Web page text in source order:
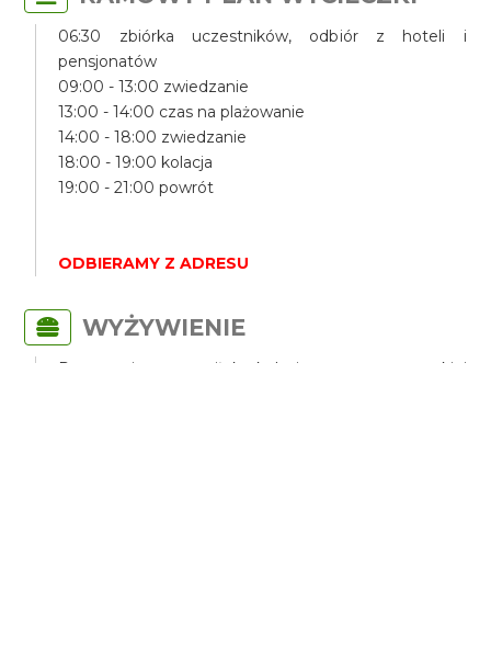
06:30 zbiórka uczestników, odbiór z hoteli i
pensjonatów
09:00 - 13:00 zwiedzanie
13:00 - 14:00 czas na plażowanie
14:00 - 18:00 zwiedzanie
18:00 - 19:00 kolacja
19:00 - 21:00 powrót
ODBIERAMY Z ADRESU
WYŻYWIENIE
Propozycje na posiłek: kolacja meze w tureckiej